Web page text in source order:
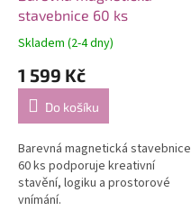
stavebnice 60 ks
Skladem (2-4 dny)
1 599 Kč
Do košíku
Barevná magnetická stavebnice
60 ks podporuje kreativní
stavění, logiku a prostorové
vnímání.